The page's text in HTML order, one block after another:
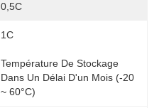
0,5C
1C
Température De Stockage
Dans Un Délai D'un Mois (-20
~ 60°C)